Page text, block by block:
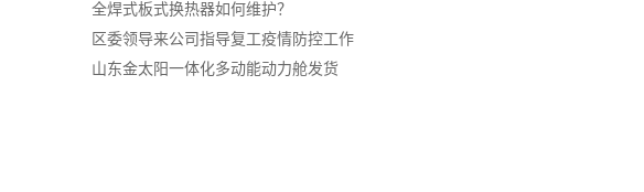
全焊式板式换热器如何维护？
区委领导来公司指导复工疫情防控工作
山东金太阳一体化多动能动力舱发货